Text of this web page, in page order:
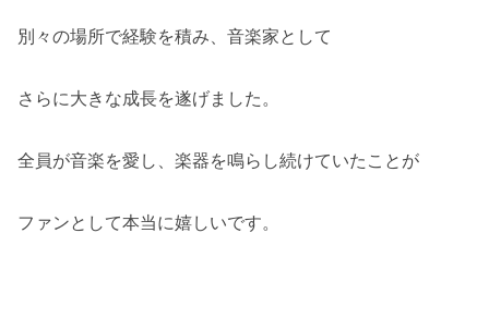
別々の場所で経験を積み、音楽家として
さらに大きな成長を遂げました。
全員が音楽を愛し、楽器を鳴らし続けていたことが
ファンとして本当に嬉しいです。